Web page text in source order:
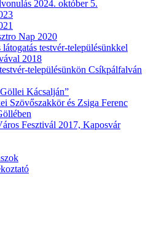
2024. október 5.
Nap 2020
testvér-településünkkel
2018
településünkön Csíkpálfalván
Kácsalján”
Szövőszakkör és Zsiga Ferenc
Fesztivál 2017, Kaposvár